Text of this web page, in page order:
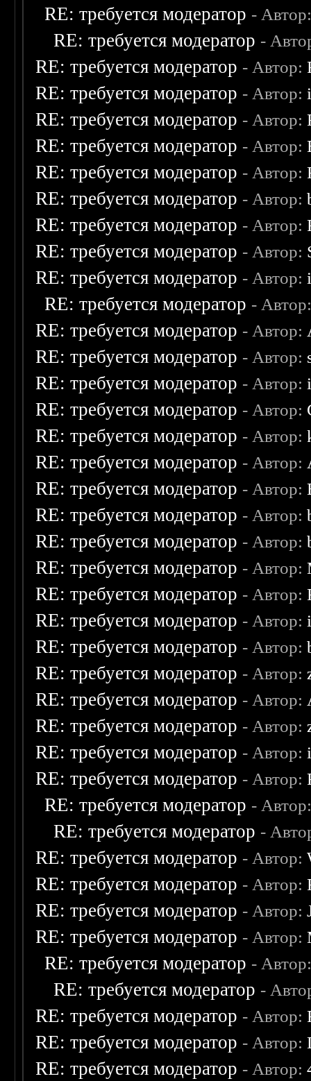
RE: требуется модератор -
RE: требуется модератор -
RE: требуется модератор - Автор:
RE: требуется модератор - Автор:
RE: требуется модератор - Автор:
RE: требуется модератор - Автор:
RE: требуется модератор - Автор:
RE: требуется модератор - Автор:
RE: требуется модератор - Автор:
RE: требуется модератор - Автор:
RE: требуется модератор - Автор:
RE: требуется модератор -
RE: требуется модератор - Автор:
RE: требуется модератор - Автор:
RE: требуется модератор - Автор:
RE: требуется модератор - Автор:
RE: требуется модератор - Автор:
RE: требуется модератор - Автор:
RE: требуется модератор - Автор:
RE: требуется модератор - Автор:
RE: требуется модератор - Автор:
RE: требуется модератор - Автор:
RE: требуется модератор - Автор:
RE: требуется модератор - Автор:
RE: требуется модератор - Автор:
RE: требуется модератор - Автор:
RE: требуется модератор - Автор:
RE: требуется модератор - Автор:
RE: требуется модератор - Автор:
RE: требуется модератор - Автор:
RE: требуется модератор -
RE: требуется модератор -
RE: требуется модератор - Автор:
RE: требуется модератор - Автор:
RE: требуется модератор - Автор:
RE: требуется модератор - Автор:
RE: требуется модератор -
RE: требуется модератор -
RE: требуется модератор - Автор:
RE: требуется модератор - Автор:
RE: требуется модератор - Автор: